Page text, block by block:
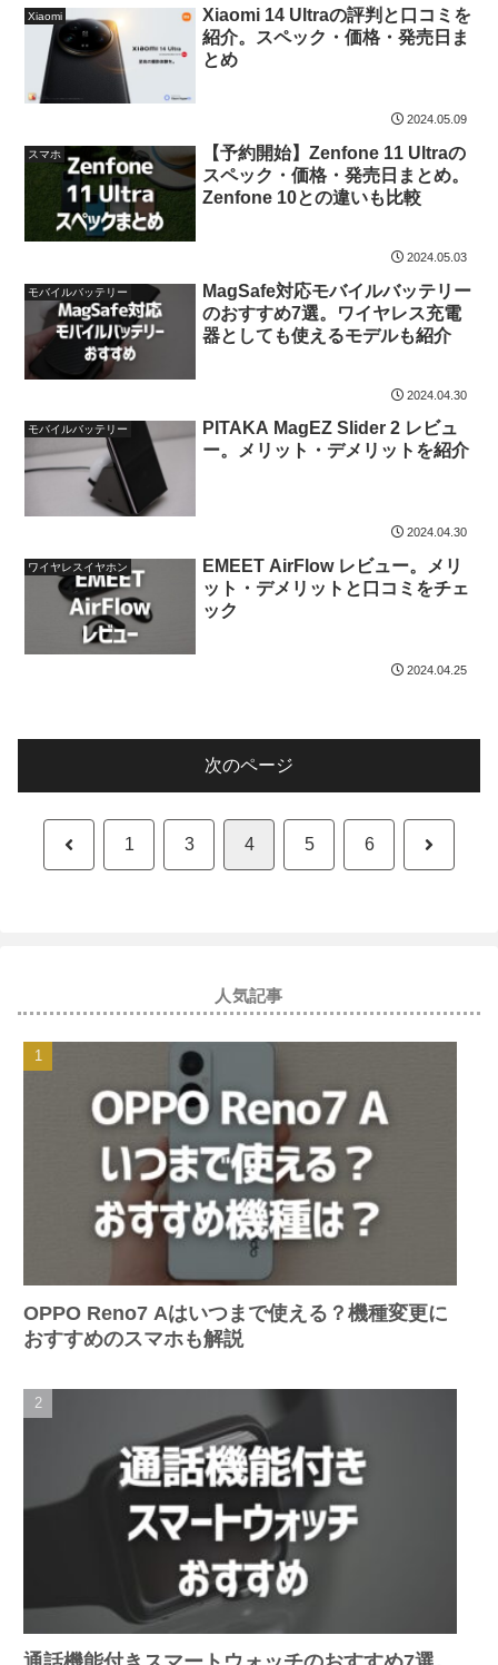
Xiaomi
Xiaomi 14 Ultraの評判と口コミを
紹介。スペック・価格・発売日ま
とめ
2024.05.09
スマホ
【予約開始】Zenfone 11 Ultraの
スペック・価格・発売日まとめ。
Zenfone 10との違いも比較
2024.05.03
モバイルバッテリー
MagSafe対応モバイルバッテリー
のおすすめ7選。ワイヤレス充電
器としても使えるモデルも紹介
2024.04.30
モバイルバッテリー
PITAKA MagEZ Slider 2 レビュ
ー。メリット・デメリットを紹介
2024.04.30
ワイヤレスイヤホン
EMEET AirFlow レビュー。メリ
ット・デメリットと口コミをチェ
ック
2024.04.25
次のページ
前 1 3 4 5 6 次
人気記事
OPPO Reno7 Aはいつまで使える？機種変更に
おすすめのスマホも解説